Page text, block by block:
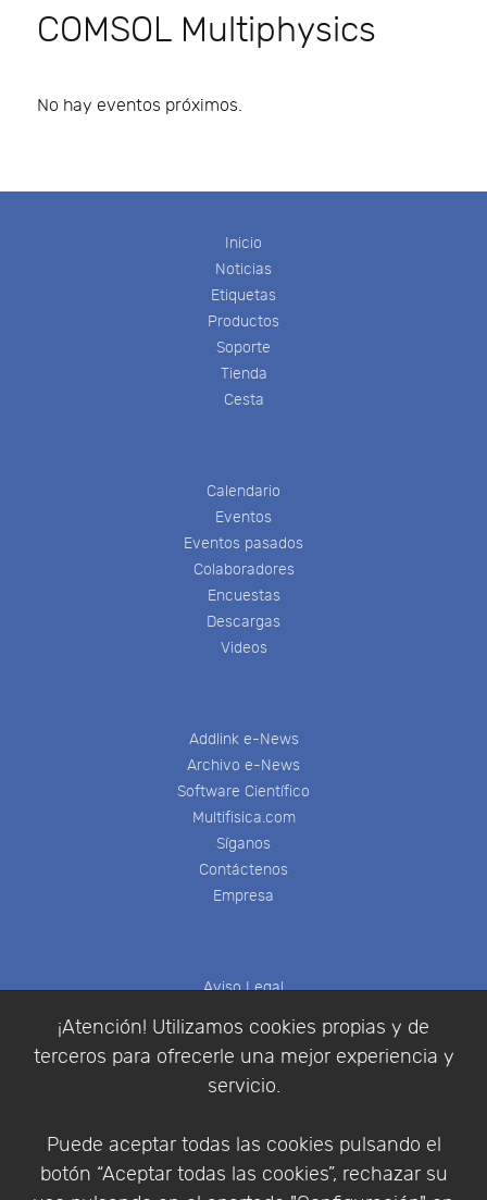
¡Atención! Utilizamos cookies propias y de
terceros para ofrecerle una mejor experiencia y
servicio.
Puede aceptar todas las cookies pulsando el
botón “Aceptar todas las cookies”, rechazar su
COMSOL Multiphysics
No hay eventos próximos.
Inicio
Noticias
Etiquetas
Productos
Soporte
Tienda
Cesta
Calendario
Eventos
Eventos pasados
Colaboradores
Encuestas
Descargas
Videos
Addlink e-News
Archivo e-News
Software Científico
Multifisica.com
Síganos
Contáctenos
Empresa
Aviso Legal
Política de Privacidad
Condiciones de compra
Identificarse